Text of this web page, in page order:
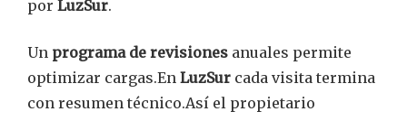
por LuzSur.
Un programa de revisiones anuales permite
optimizar cargas.En LuzSur cada visita termina
con resumen técnico.Así el propietario